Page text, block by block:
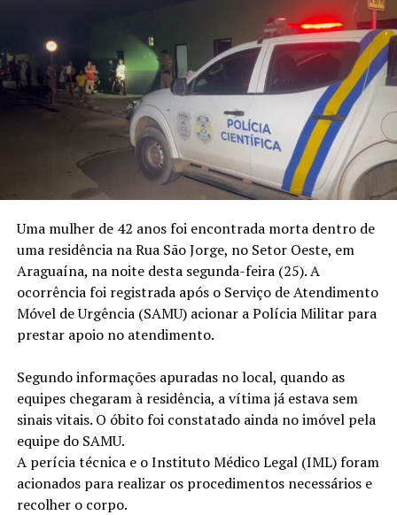
Uma mulher de 42 anos foi encontrada morta dentro de
uma residência na Rua São Jorge, no Setor Oeste, em
Araguaína, na noite desta segunda-feira (25). A
ocorrência foi registrada após o Serviço de Atendimento
Móvel de Urgência (SAMU) acionar a Polícia Militar para
prestar apoio no atendimento.
Segundo informações apuradas no local, quando as
equipes chegaram à residência, a vítima já estava sem
sinais vitais. O óbito foi constatado ainda no imóvel pela
equipe do SAMU.
A perícia técnica e o Instituto Médico Legal (IML) foram
acionados para realizar os procedimentos necessários e
recolher o corpo.